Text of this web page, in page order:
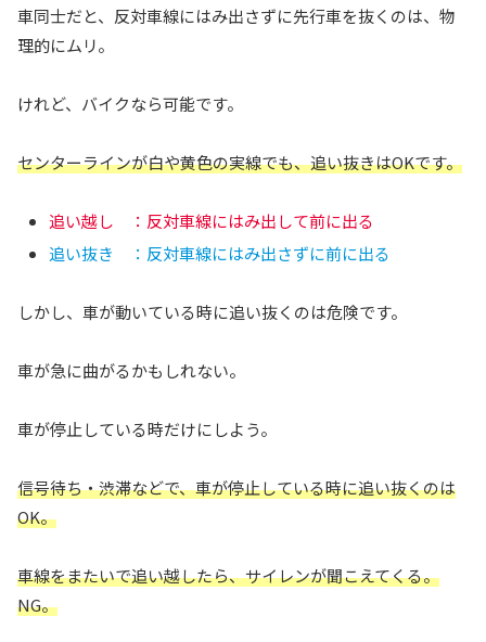
車同士だと、反対車線にはみ出さずに先行車を抜くのは、物
理的にムリ。
けれど、バイクなら可能です。
センターラインが白や黄色の実線でも、追い抜きはOKです。
追い越し ：反対車線にはみ出して前に出る
追い抜き ：反対車線にはみ出さずに前に出る
しかし、車が動いている時に追い抜くのは危険です。
車が急に曲がるかもしれない。
車が停止している時だけにしよう。
信号待ち・渋滞などで、車が停止している時に追い抜くのは
OK。
車線をまたいで追い越したら、サイレンが聞こえてくる。
NG。